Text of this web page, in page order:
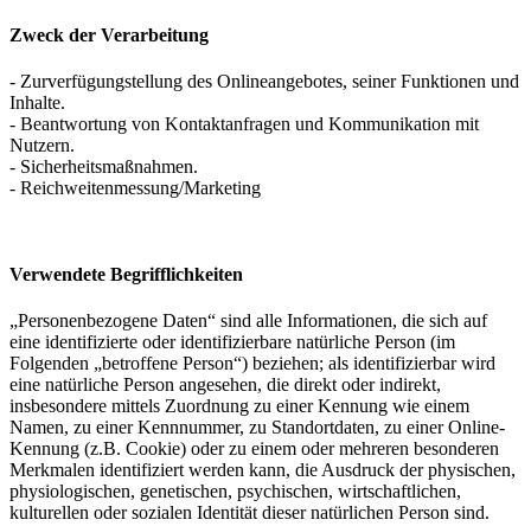
Zweck der Verarbeitung
- Zurverfügungstellung des Onlineangebotes, seiner Funktionen und
Inhalte.
- Beantwortung von Kontaktanfragen und Kommunikation mit
Nutzern.
- Sicherheitsmaßnahmen.
- Reichweitenmessung/Marketing
Verwendete Begrifflichkeiten
„Personenbezogene Daten“ sind alle Informationen, die sich auf
eine identifizierte oder identifizierbare natürliche Person (im
Folgenden „betroffene Person“) beziehen; als identifizierbar wird
eine natürliche Person angesehen, die direkt oder indirekt,
insbesondere mittels Zuordnung zu einer Kennung wie einem
Namen, zu einer Kennnummer, zu Standortdaten, zu einer Online-
Kennung (z.B. Cookie) oder zu einem oder mehreren besonderen
Merkmalen identifiziert werden kann, die Ausdruck der physischen,
physiologischen, genetischen, psychischen, wirtschaftlichen,
kulturellen oder sozialen Identität dieser natürlichen Person sind.